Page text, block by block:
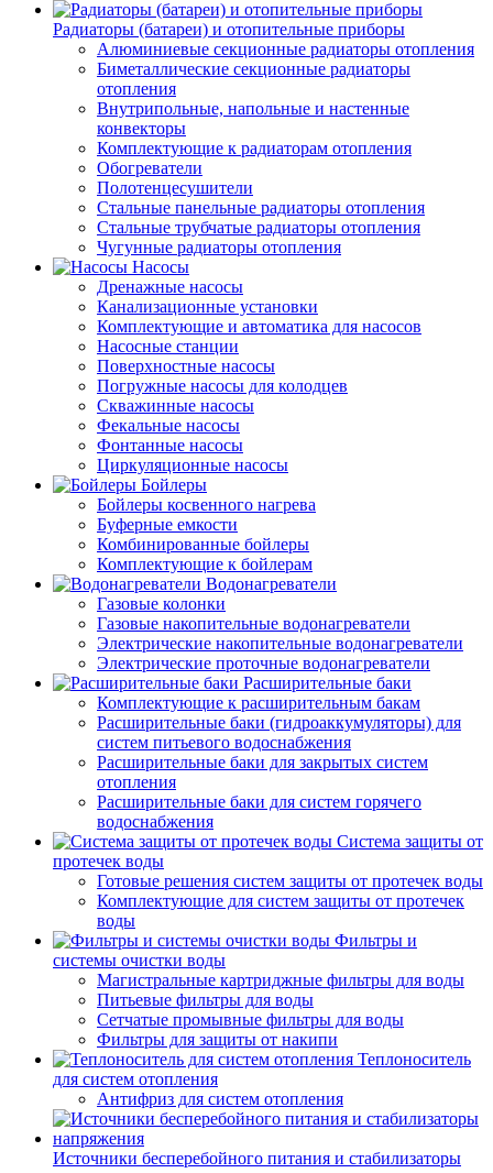
Радиаторы (батареи) и отопительные приборы
Алюминиевые секционные радиаторы отопления
Биметаллические секционные радиаторы
отопления
Внутрипольные, напольные и настенные
конвекторы
Комплектующие к радиаторам отопления
Обогреватели
Полотенцесушители
Стальные панельные радиаторы отопления
Стальные трубчатые радиаторы отопления
Чугунные радиаторы отопления
Насосы
Дренажные насосы
Канализационные установки
Комплектующие и автоматика для насосов
Насосные станции
Поверхностные насосы
Погружные насосы для колодцев
Скважинные насосы
Фекальные насосы
Фонтанные насосы
Циркуляционные насосы
Бойлеры
Бойлеры косвенного нагрева
Буферные емкости
Комбинированные бойлеры
Комплектующие к бойлерам
Водонагреватели
Газовые колонки
Газовые накопительные водонагреватели
Электрические накопительные водонагреватели
Электрические проточные водонагреватели
Расширительные баки
Комплектующие к расширительным бакам
Расширительные баки (гидроаккумуляторы) для
систем питьевого водоснабжения
Расширительные баки для закрытых систем
отопления
Расширительные баки для систем горячего
водоснабжения
Система защиты от
протечек воды
Готовые решения систем защиты от протечек воды
Комплектующие для систем защиты от протечек
воды
Фильтры и
системы очистки воды
Магистральные картриджные фильтры для воды
Питьевые фильтры для воды
Сетчатые промывные фильтры для воды
Фильтры для защиты от накипи
Теплоноситель
для систем отопления
Антифриз для систем отопления
Источники бесперебойного питания и стабилизаторы